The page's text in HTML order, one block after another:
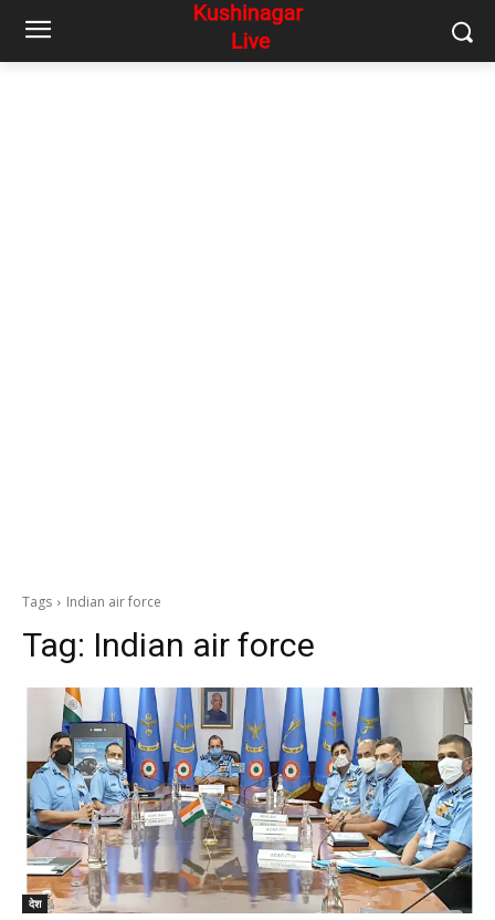
Tags Indian air force
Tag: Indian air force
देश